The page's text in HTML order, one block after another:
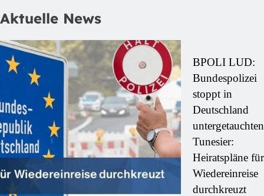
Aktuelle News
BPOLI LUD:
Bundespolizei
stoppt in
Deutschland
untergetauchten
Tunesier:
Heiratspläne für
Wiedereinreise
durchkreuzt